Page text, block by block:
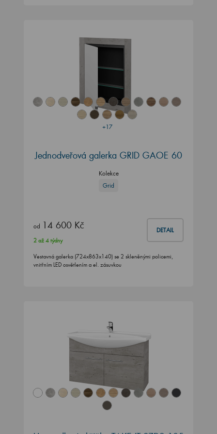
+17
Jednodveřová galerka GRID GAOE 60
Kolekce
Grid
od 14 600 Kč DETAIL
2 až 4 týdny
Vestavná galerka (724x863x140) se 2 skleněnými policemi,
vnitřním LED osvětlením a el. zásuvkou